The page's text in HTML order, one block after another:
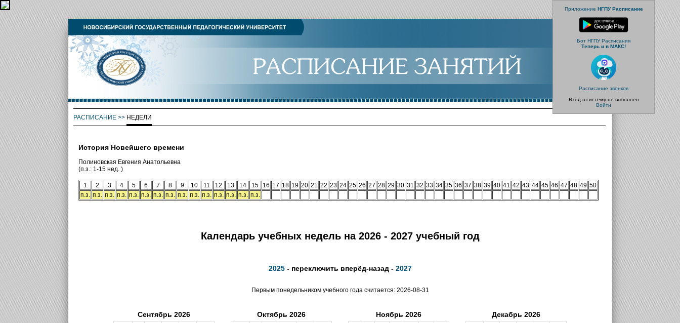
Приложение НГПУ Расписание
Бот НГПУ Расписания
Теперь и в МАКС!
Расписание звонков
Вход в систему не выполнен
Войти
РАСПИСАНИЕ>> НЕДЕЛИ
История Новейшего времени
Полиновская Евгения Анатольевна
(п.з.: 1-15 нед. )
1 2 3 4 5 6 7 8 9 10 11 12 13 14 15 16 17 18 19 20 21 22 23 24 25 26 27 28 29 30 31 32 33 34 35 36 37 38 39 40 41 42 43 44 45 46 47 48 49 50
п.з. п.з. п.з. п.з. п.з. п.з. п.з. п.з. п.з. п.з. п.з. п.з. п.з. п.з. п.з.
Календарь учебных недель на 2026 - 2027 учебный год
2025- переключить вперёд-назад - 2027
Первым понедельником учебного года считается: 2026-08-31
Сентябрь 2026 Октябрь 2026 Ноябрь 2026 Декабрь 2026